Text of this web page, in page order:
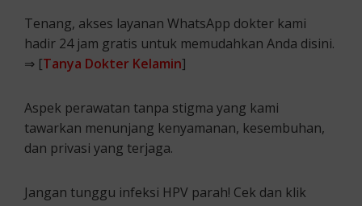
Tenang, akses layanan WhatsApp dokter kami
hadir 24 jam gratis untuk memudahkan Anda disini.
⇒ [Tanya Dokter Kelamin]
Aspek perawatan tanpa stigma yang kami
tawarkan menunjang kenyamanan, kesembuhan,
dan privasi yang terjaga.
Jangan tunggu infeksi HPV parah! Cek dan klik